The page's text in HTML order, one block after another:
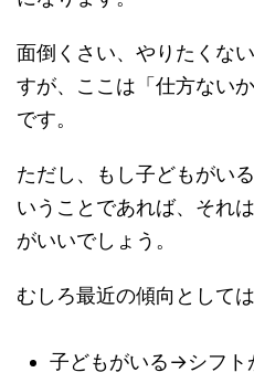
面倒くさい、やりたくな
すが、ここは「仕方ない
です。
ただし、もし子どもがい
いうことであれば、それ
がいいでしょう。
むしろ最近の傾向としては
子どもがいる→シフ